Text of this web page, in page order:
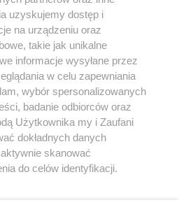
Redakcja Praca Kielce
uzyskujemy dostęp i
na urządzeniu oraz
takie jak unikalne
informacje wysyłane przez
w celu zapewniania
wybór spersonalizowanych
badanie odbiorców oraz
Użytkownika my i Zaufani
dokładnych danych
skanować
do celów identyfikacji.